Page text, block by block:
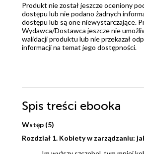
Produkt nie został jeszcze oceniony
dostępu lub nie podano żadnych
dostępu lub są one niewystarczające.
Wydawca/Dostawca jeszcze nie
walidacji produktu lub nie przekazał
informacji na temat jego dostępności.
Spis treści ebooka
Wstęp (5)
Rozdział 1. Kobiety w zarządzaniu: